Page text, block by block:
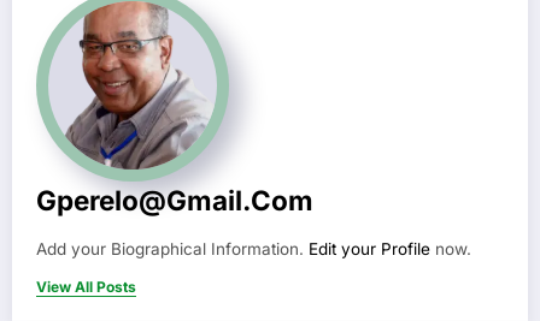
Gperelo@gmail.com
Add your Biographical Information. Edit your Profile now.
View All Posts